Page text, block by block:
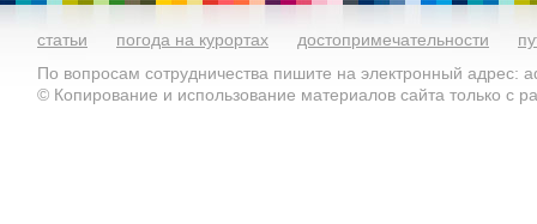
статьи погода на курортах достопримечательности
По вопросам сотрудничества пишите на электронный адрес:
© Копирование и использование материалов сайта только с